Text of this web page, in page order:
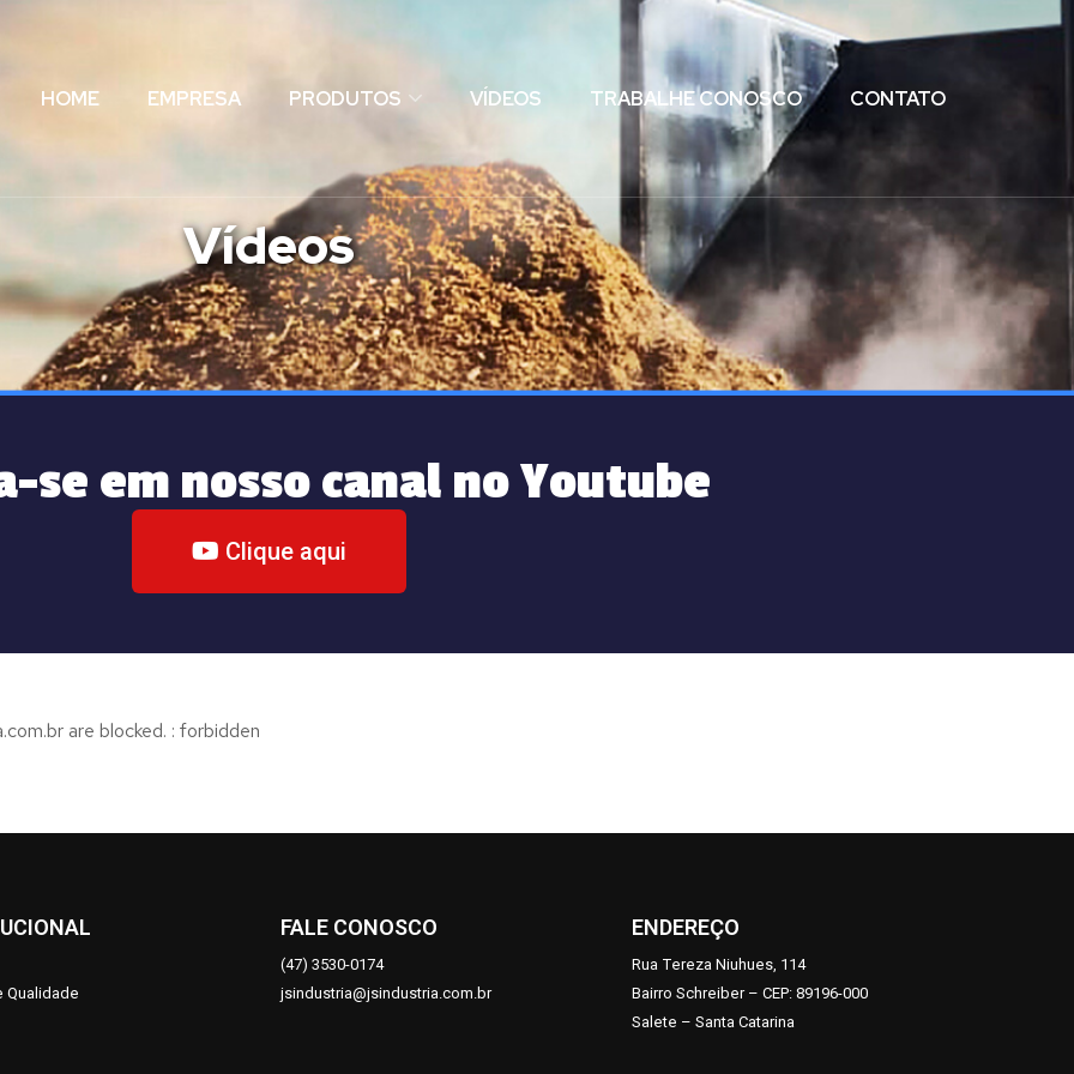
HOME EMPRESA PRODUTOS VÍDEOS TRABALHE CONOSCO CONTATO
Vídeos
se em nosso canal no Youtube
Clique aqui
are blocked. : forbidden
Qualidade
FALE CONOSCO
(47) 3530-0174
jsindustria@jsindustria.com.br
ENDEREÇO
Rua Tereza Niuhues, 114
Bairro Schreiber – CEP: 89196-000
Salete – Santa Catarina